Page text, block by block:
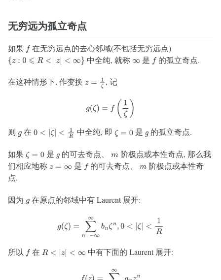
无穷远为孤立奇点
如果 f在无穷远点的去心邻域(不包括无穷远点)
{z: 0 ⩽R< z|<∞ } 中全纯, 就称 ∞ 是 f 的孤立奇点.
在这种情形下, 作变换 z=1 , 记
g( ζ)= f( 1 )
则 g在 0<|ζ <1 R 中全纯, 即 ζ=0 是 g 的孤立奇点.
如果ζ=0 是 g 的可去奇点、m阶极点或本性奇点, 那么我
们相应地称z=∞ 是 f的可去奇点、 m阶极点或本性奇
点.
因为 g在原点的邻域中有 Laurent 展开:
g( ∑n=− ∞ ∞bn ζn 0 <ζ| 1
所以 f在 R<|z <∞ 中有下面的 Laurent 展开:
(z = −∞ zn